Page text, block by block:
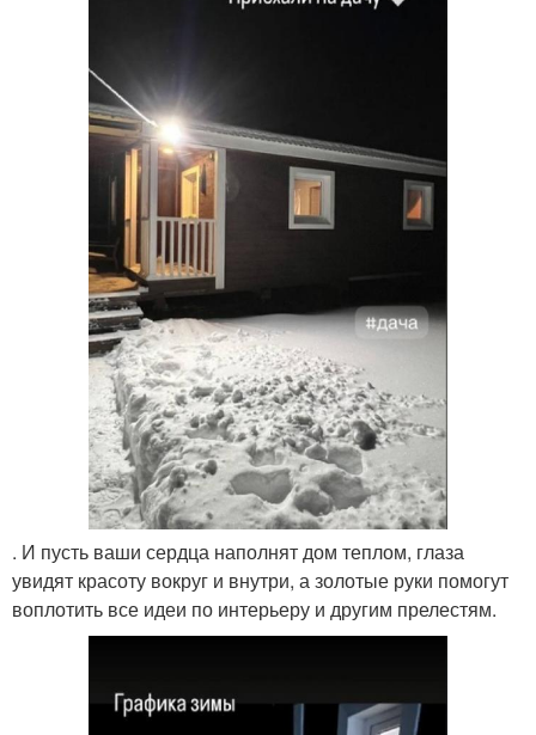
. И пусть ваши сердца наполнят дом теплом, глаза
увидят красоту вокруг и внутри, а золотые руки помогут
воплотить все идеи по интерьеру и другим прелестям.